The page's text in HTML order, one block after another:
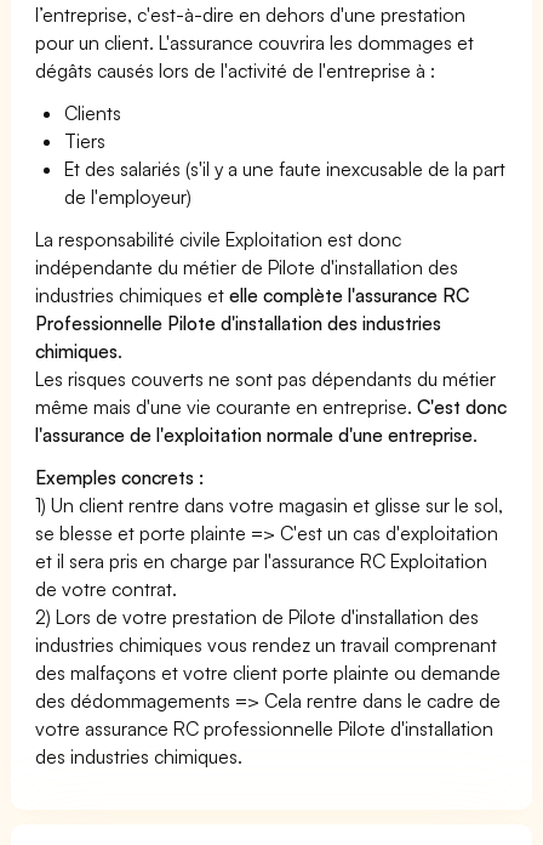
l’entreprise, c'est-à-dire en dehors d'une prestation
pour un client. L'assurance couvrira les dommages et
dégâts causés lors de l'activité de l'entreprise à :
Clients
Tiers
Et des salariés (s'il y a une faute inexcusable de la part
de l'employeur)
La responsabilité civile Exploitation est donc
indépendante du métier de Pilote d'installation des
industries chimiques etelle complète l'assurance RC
Professionnelle Pilote d'installation des industries
chimiques.
Les risques couverts ne sont pas dépendants du métier
même mais d'une vie courante en entreprise.C'est donc
l'assurance de l'exploitation normale d'une entreprise.
Exemples concrets :
1) Un client rentre dans votre magasin et glisse sur le sol,
se blesse et porte plainte => C'est un cas d'exploitation
et il sera pris en charge par l'assurance RC Exploitation
de votre contrat.
2) Lors de votre prestation de Pilote d'installation des
industries chimiques vous rendez un travail comprenant
des malfaçons et votre client porte plainte ou demande
des dédommagements => Cela rentre dans le cadre de
votre assurance RC professionnelle Pilote d'installation
des industries chimiques.